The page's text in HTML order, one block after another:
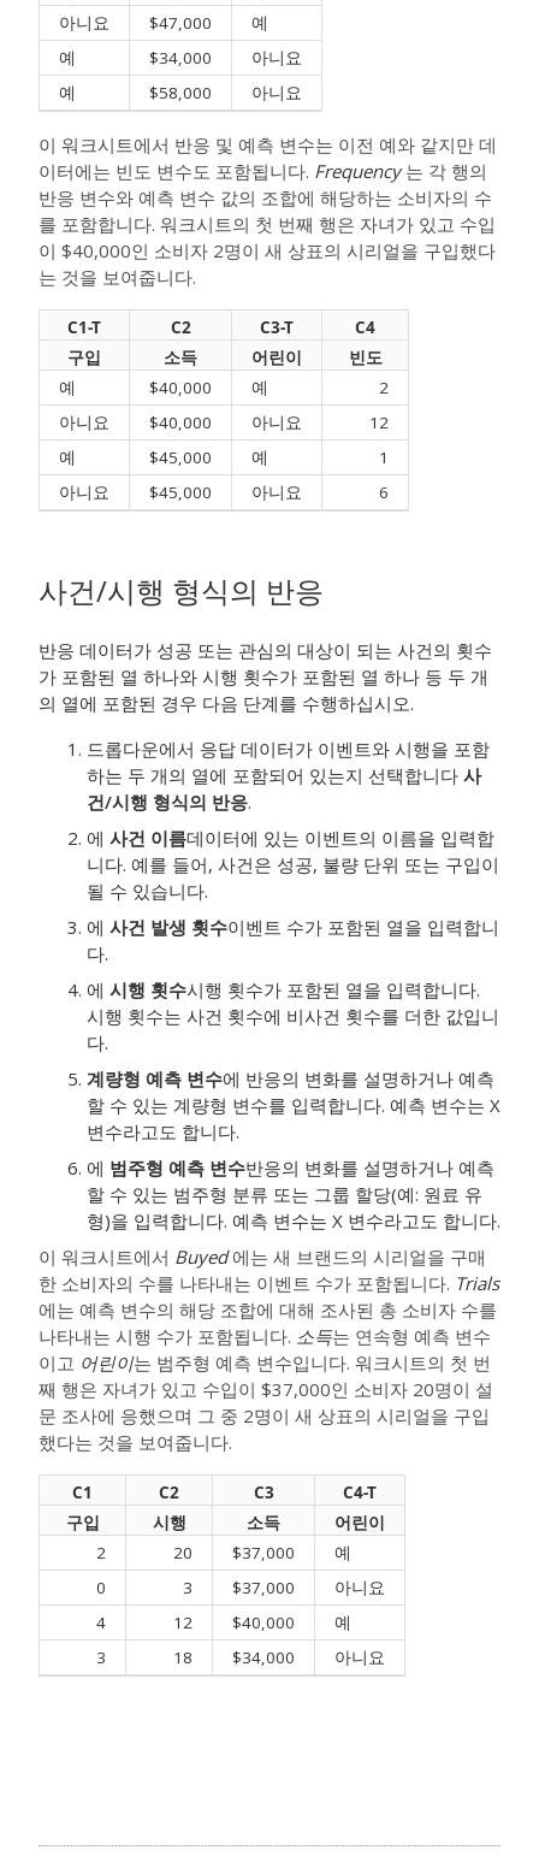
아니요
$47,000
예
예
$34,000
아니요
예
$58,000 아니요
이 워크시트에서 반응 및 예측 변수는 이전 예와 같지만 데
이터에는 빈도 변수도 포함됩니다. Frequency는 각 행의
반응 변수와 예측 변수 값의 조합에 해당하는 소비자의 수
를 포함합니다. 워크시트의 첫 번째 행은 자녀가 있고 수입
이 $40,000인 소비자 2명이 새 상표의 시리얼을 구입했다
는 것을 보여줍니다.
C1-T C2 C3-T
C4
구입
소득 어린이
빈도
예
$40,000 예
2
아니요
$40,000 아니요
12
예
$45,000 예
1
아니요
$45,000 아니요 6
사건/시행 형식의 반응
반응 데이터가 성공 또는 관심의 대상이 되는 사건의 횟수
가 포함된 열 하나와 시행 횟수가 포함된 열 하나 등 두 개
의 열에 포함된 경우 다음 단계를 수행하십시오.
드롭다운에서 응답 데이터가 이벤트와 시행을 포함
하는 두 개의 열에 포함되어 있는지 선택합니다 사
건/시행 형식의 반응.
에 사건 이름데이터에 있는 이벤트의 이름을 입력합
니다. 예를 들어, 사건은 성공, 불량 단위 또는 구입이
될 수 있습니다.
에 사건 발생 횟수이벤트 수가 포함된 열을 입력합니
다.
에 시행 횟수시행 횟수가 포함된 열을 입력합니다.
시행 횟수는 사건 횟수에 비사건 횟수를 더한 값입니
다.
계량형 예측 변수에 반응의 변화를 설명하거나 예측
할 수 있는 계량형 변수를 입력합니다. 예측 변수는 X
변수라고도 합니다.
에 범주형 예측 변수반응의 변화를 설명하거나 예측
할 수 있는 범주형 분류 또는 그룹 할당(예: 원료 유
형)을 입력합니다. 예측 변수는 X 변수라고도 합니다.
이 워크시트에서 Buyed에는 새 브랜드의 시리얼을 구매
한 소비자의 수를 나타내는 이벤트 수가 포함됩니다. Trials
에는 예측 변수의 해당 조합에 대해 조사된 총 소비자 수를
나타내는 시행 수가 포함됩니다. 소득는 연속형 예측 변수
이고 어린이는 범주형 예측 변수입니다. 워크시트의 첫 번
째 행은 자녀가 있고 수입이 $37,000인 소비자 20명이 설
문 조사에 응했으며 그 중 2명이 새 상표의 시리얼을 구입
했다는 것을 보여줍니다.
C1 C2 C3
C4-T
구입
시행 소득
어린이
2
20 $37,000
예
0
3 $37,000
아니요
4
12 $40,000
예
3
18 $34,000 아니요